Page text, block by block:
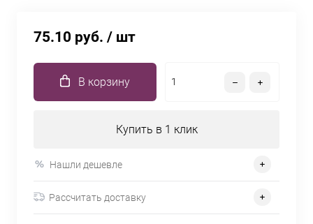
75.10 руб. / шт
В корзину
Купить в 1 клик
Нашли дешевле
Рассчитать доставку